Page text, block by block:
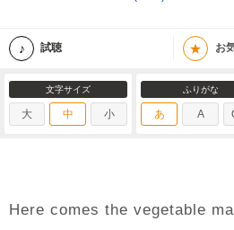
試聴 ★ お
文字サイズ
大 中 小
ふりがな
あ A
Here comes the vegetable